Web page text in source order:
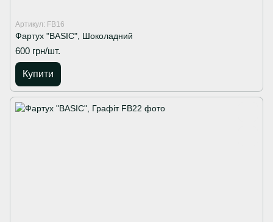
Артикул: FB16
Фартух "BASIC", Шоколадний
600 грн/шт.
Купити